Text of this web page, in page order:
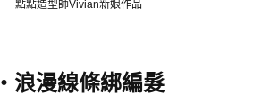
點點造型師Vivian新娘作品
・浪漫線條綁編髮